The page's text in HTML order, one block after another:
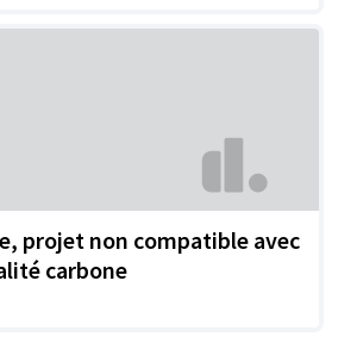
projet non compatible avec
carbone